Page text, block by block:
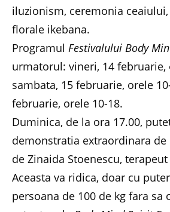
iluzionism, ceremonia
florale ikebana.
Programul Festivalului Body
urmatorul: vineri, 14 februarie,
sambata, 15 februarie, orele
februarie, orele 10-18.
Duminica, de la ora 17.00,
demonstratia extraordinara
de Zinaida Stoenescu,
Aceasta va ridica, doar cu
persoana de 100 de kg fara sa